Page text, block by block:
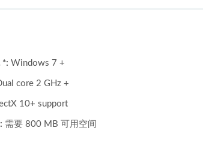
*: Windows 7 +
core 2 GHz +
10+ support
需要 800 MB 可用空间